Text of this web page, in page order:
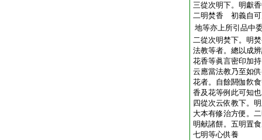
三從次明下。明獻
二明焚香 初義自可
地等亦上所引品中
二從次明焚下。明
法教等者。總以成
花香等眞言密印加
云應當法教乃至如
花者。自餘閼伽飮
香及花等例此可知也
四從次云依教下。
大本有修治方便。
明献諸餅。五明置
七明等心供養